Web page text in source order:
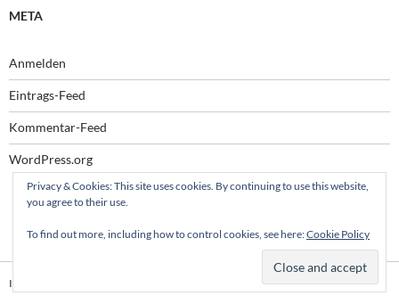
META
Anmelden
Eintrags-Feed
Kommentar-Feed
WordPress.org
Impressum
Privacy & Cookies: This site uses cookies. By continuing to use this website,
you agree to their use.
To find out more, including how to control cookies, see here:Cookie Policy